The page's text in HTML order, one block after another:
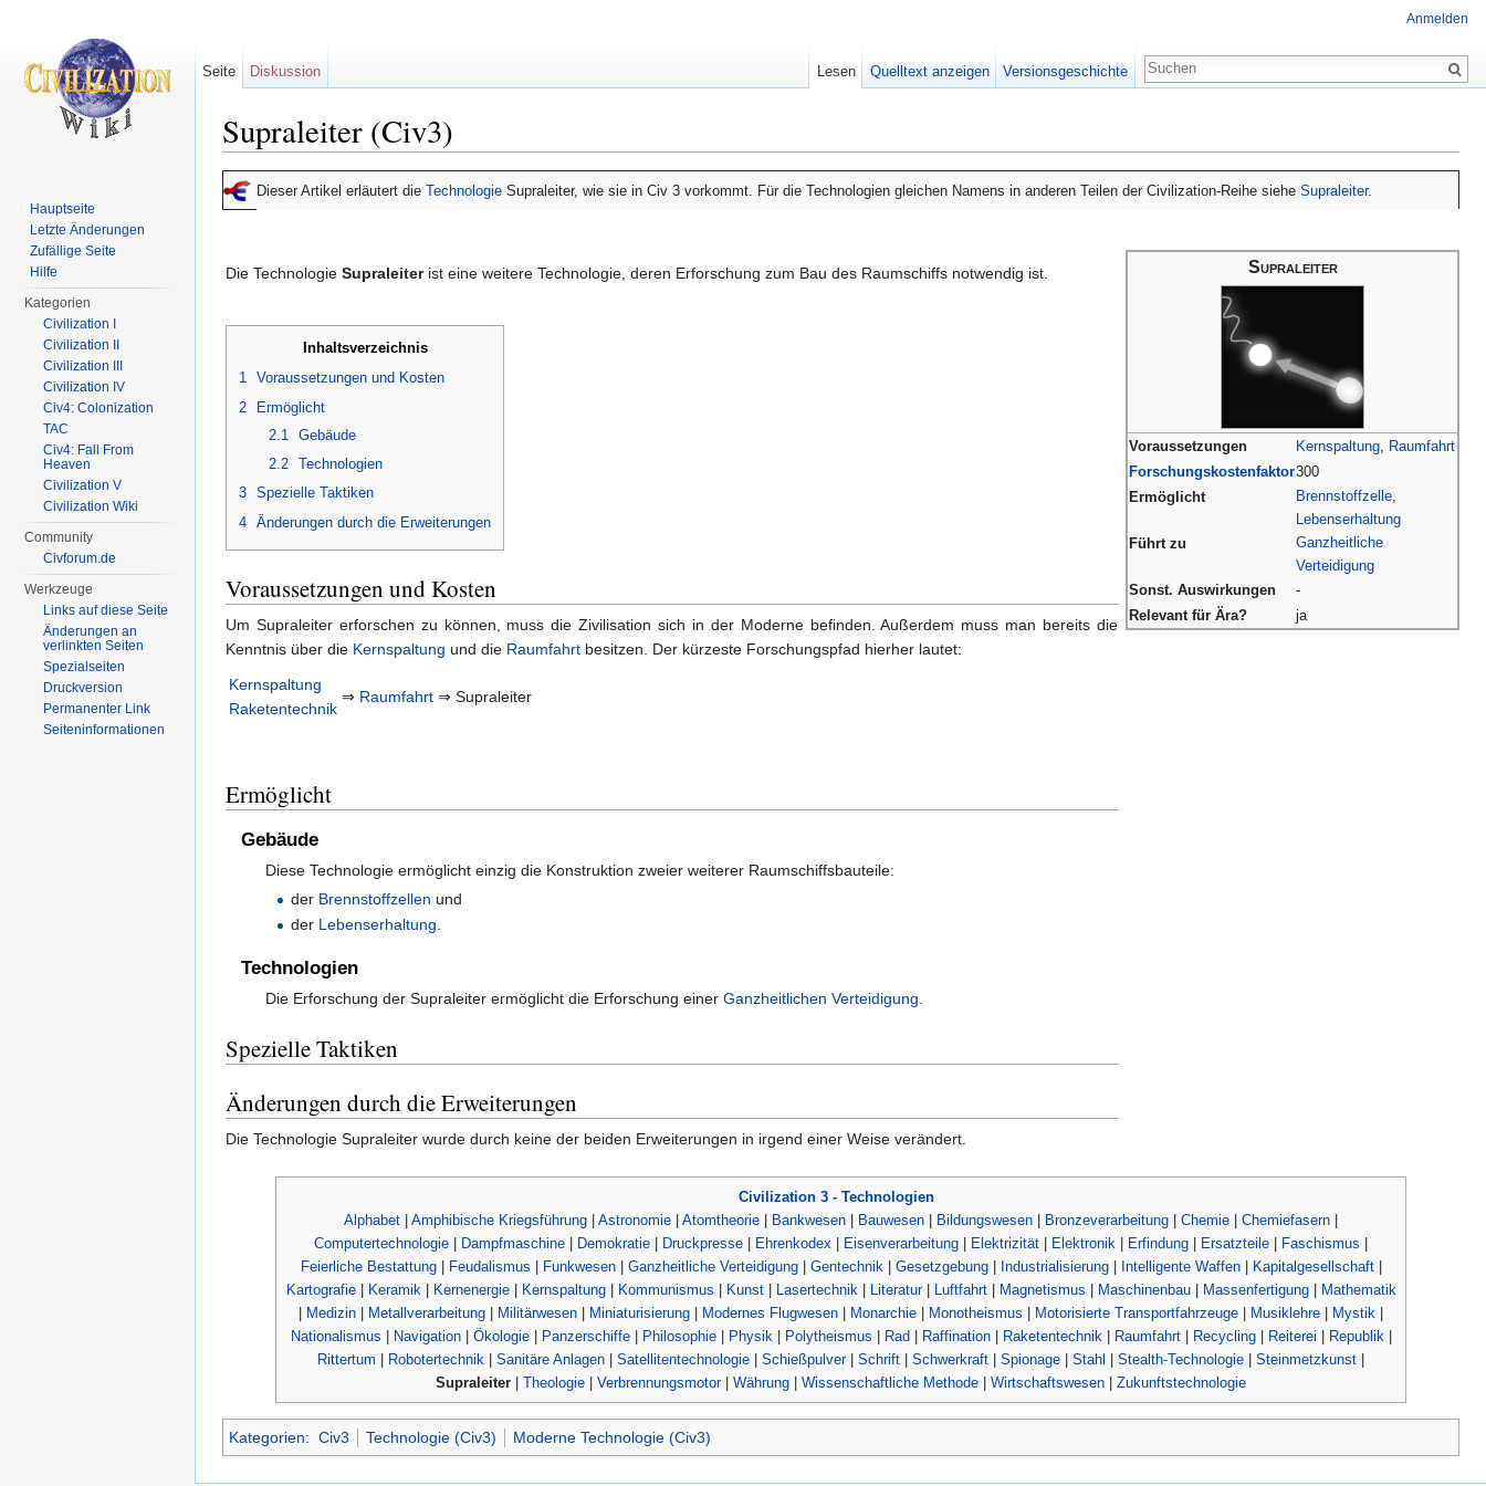
Supraleiter (Civ3)
Dieser Artikel erläutert die Technologie Supraleiter, wie sie in Civ 3 vorkommt. Für die Technologien gleichen Namens in anderen Teilen der Civilization-Reihe siehe Supraleiter.
Supraleiter
Voraussetzungen Kernspaltung, Raumfahrt
Forschungskostenfaktor300
Ermöglicht
Brennstoffzelle,
Lebenserhaltung
Führt zu
Ganzheitliche
Verteidigung
Sonst. Auswirkungen
-
Relevant für Ära?
ja
Die Technologie Supraleiterist eine weitere Technologie, deren Erforschung zum Bau des Raumschiffs notwendig ist.
Inhaltsverzeichnis
1 Voraussetzungen und Kosten
2
Ermöglicht
2.1
Gebäude
2.2
Technologien
3 Spezielle Taktiken
4 Änderungen durch die Erweiterungen
Voraussetzungen und Kosten
Um Supraleiter erforschen zu können, muss die Zivilisation sich in der Moderne befinden. Außerdem muss man bereits die
Kenntnis über die Kernspaltung und die Raumfahrt besitzen. Der kürzeste Forschungspfad hierher lautet:
Kernspaltung
Raketentechnik
⇒ Raumfahrt ⇒ Supraleiter
Ermöglicht
Gebäude
Diese Technologie ermöglicht einzig die Konstruktion zweier weiterer Raumschiffsbauteile:
der Brennstoffzellen und
der Lebenserhaltung.
Technologien
Die Erforschung der Supraleiter ermöglicht die Erforschung einerGanzheitlichen Verteidigung
Spezielle Taktiken
Änderungen durch die Erweiterungen
Die Technologie Supraleiter wurde durch keine der beiden Erweiterungen in irgend einer Weise verändert.
Civilization 3 - Technologien
Alphabet
Amphibische Kriegsführung Astronomie Atomtheorie Bankwesen Bauwesen Bildungswesen Bronzeverarbeitung Chemie Chemiefasern
Computertechnologie
Dampfmaschine Demokratie Druckpresse Ehrenkodex Eisenverarbeitung Elektrizität Elektronik Erfindung Ersatzteile Faschismus
Feierliche Bestattung| Feudalismus Funkwesen| Ganzheitliche Verteidigung| Gentechnik Gesetzgebung| Industrialisierung| Intelligente Waffen| Kapitalgesellschaft|
Kartografie| Keramik Kernenergie| Kernspaltung| Kommunismus Kunst| Lasertechnik Literatur| Luftfahrt| Magnetismus Maschinenbau| Massenfertigung|
Mathematik
Medizin Metallverarbeitung Militärwesen Miniaturisierung Modernes Flugwesen Monarchie Monotheismus Motorisierte Transportfahrzeuge Musiklehre Mystik
Nationalismus
Navigation| Ökologie| Panzerschiffe| Philosophie| Physik Polytheismus Rad Raffination| Raketentechnik Raumfahrt| Recycling| Reiterei Republik
Rittertum
Robotertechnik Sanitäre Anlagen Satellitentechnologie Schießpulver| Schrift Schwerkraft Spionage Stahl Stealth-Technologie Steinmetzkunst
Supraleiter
Theologie Verbrennungsmotor| Währung Wissenschaftliche Methode Wirtschaftswesen Zukunftstechnologie
Kategorien: Civ3 Technologie (Civ3) Moderne Technologie (Civ3)
Anmelden
Seite Diskussion Lesen Quelltext anzeigen Versionsgeschichte
Hauptseite
Letzte Änderungen
Zufällige Seite
Hilfe
Kategorien
Civilization I
Civilization II
Civilization III
Civilization IV
Civ4: Colonization
TAC
Civ4: Fall From
Heaven
Civilization V
Civilization Wiki
Community
Civforum.de
Werkzeuge
Links auf diese Seite
Änderungen an
verlinkten Seiten
Spezialseiten
Druckversion
Permanenter Link
Seiten­informationen